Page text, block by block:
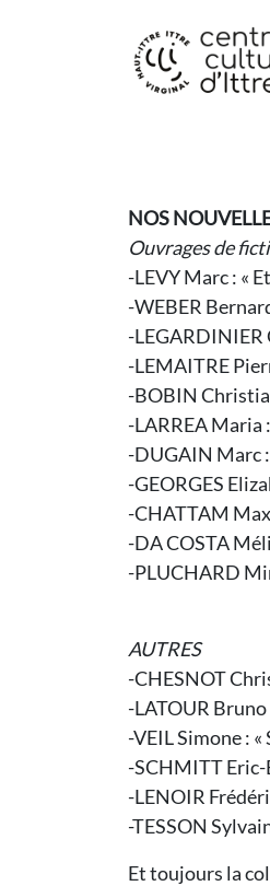
NOS
Ouvrages de
-LEVY Marc : «
-WEBER
-LEGARDINIER
-LEMAITRE
-BOBIN
-LARREA Maria
-DUGAIN Marc
-GEORGES
-CHATTAM
-DA COSTA
-PLUCHARD
AUTRES
-CHESNOT
-LATOUR
-VEIL Simone :
-SCHMITT Eric-
-LENOIR
-TESSON
Et toujours la